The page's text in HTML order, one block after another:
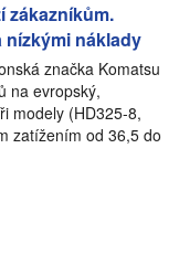
zákazníkům.
náklady
značka Komatsu
na evropský,
modely (HD325-8,
zatížením od 36,5 do